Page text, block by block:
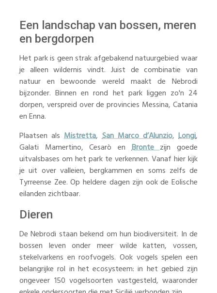
Een landschap van bossen, meren
en bergdorpen
Het park is geen strak afgebakend natuurgebied waar
je alleen wildernis vindt. Juist de combinatie van
natuur en bewoonde wereld maakt de Nebrodi
bijzonder. Binnen en rond het park liggen zo'n 24
dorpen, verspreid over de provincies Messina, Catania
en Enna.
Plaatsen alsMistretta,San Marco d’Alunzio,Longi,
Galati Mamertino, Cesarò enBrontezijn goede
uitvalsbases om het park te verkennen. Vanaf hier kijk
je uit over valleien, bergkammen en soms zelfs de
Tyrreense Zee. Op heldere dagen zijn ook de Eolische
eilanden zichtbaar.
Dieren
De Nebrodi staan bekend om hun biodiversiteit. In de
bossen leven onder meer wilde katten, vossen,
stekelvarkens en roofvogels. Ook vogels spelen een
belangrijke rol in het ecosysteem: in het gebied zijn
ongeveer 150 vogelsoorten vastgesteld, waaronder